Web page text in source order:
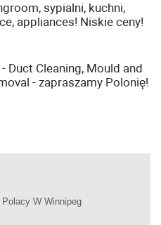
sypialni, kuchni,
appliances! Niskie ceny!
Duct Cleaning, Mould and
- zapraszamy Polonię!
Polacy W Winnipeg